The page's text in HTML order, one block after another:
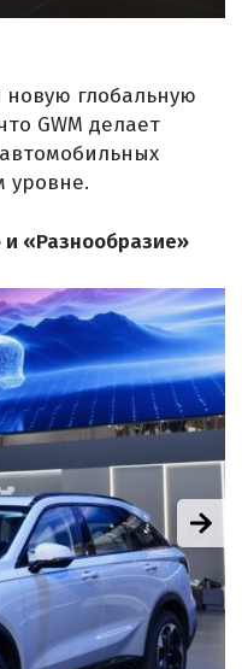
глобальную
GWM делает
уровне.
и «Разнообразие»